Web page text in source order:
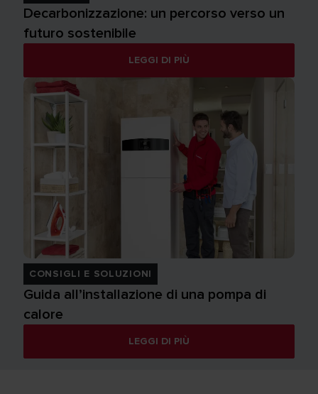
Decarbonizzazione: un percorso verso un
futuro sostenibile
LEGGI DI PIÙ
CONSIGLI E SOLUZIONI
Guida all’installazione di una pompa di
calore
LEGGI DI PIÙ